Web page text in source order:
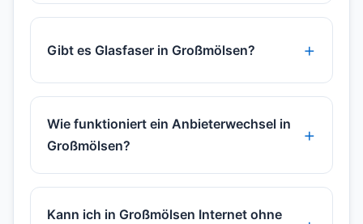
Gibt es Glasfaser in Großmölsen?
Wie funktioniert ein Anbieterwechsel in
Großmölsen?
Kann ich in Großmölsen Internet ohne